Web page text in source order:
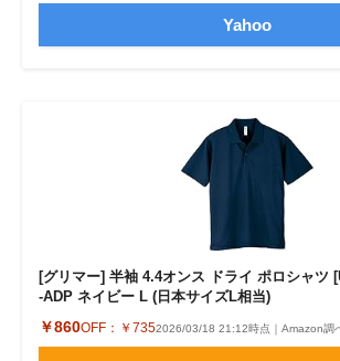
Yahoo
[グリマー] 半袖 4.4オンス ドライ ポロシャツ
-ADP ネイビー L (日本サイズL相当)
￥860OFF： ￥7352026/03/18 21:12時点｜Amazon調